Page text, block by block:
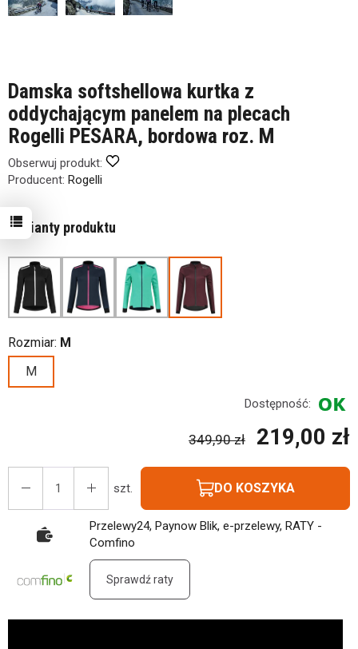
Damska softshellowa kurtka z
oddychającym panelem na plecach
Rogelli PESARA, bordowa roz. M
Obserwuj produkt:
Producent: Rogelli
Warianty produktu
Rozmiar: M
M
Dostępność:
349,90 zł 219,00 zł
szt. DO KOSZYKA
Przelewy24, Paynow Blik, e-przelewy, RATY -
Comfino
Sprawdź raty